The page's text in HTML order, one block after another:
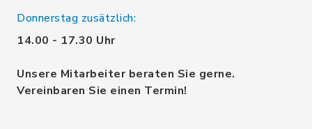
Donnerstag zusätzlich:
14.00 - 17.30 Uhr
Unsere Mitarbeiter beraten Sie gerne.
Vereinbaren Sie einen Termin!